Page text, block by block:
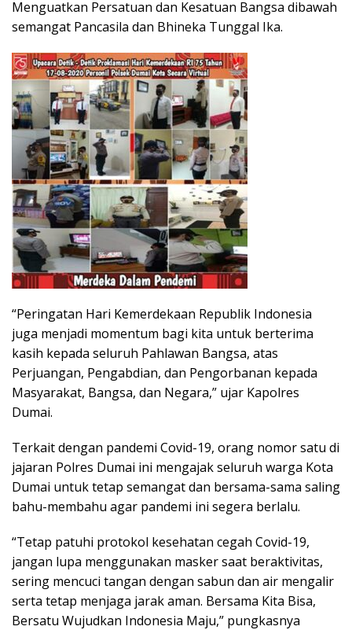
Menguatkan Persatuan dan Kesatuan Bangsa dibawah
semangat Pancasila dan Bhineka Tunggal Ika.
“Peringatan Hari Kemerdekaan Republik Indonesia
juga menjadi momentum bagi kita untuk berterima
kasih kepada seluruh Pahlawan Bangsa, atas
Perjuangan, Pengabdian, dan Pengorbanan kepada
Masyarakat, Bangsa, dan Negara,” ujar Kapolres
Dumai.
Terkait dengan pandemi Covid-19, orang nomor satu di
jajaran Polres Dumai ini mengajak seluruh warga Kota
Dumai untuk tetap semangat dan bersama-sama saling
bahu-membahu agar pandemi ini segera berlalu.
“Tetap patuhi protokol kesehatan cegah Covid-19,
jangan lupa menggunakan masker saat beraktivitas,
sering mencuci tangan dengan sabun dan air mengalir
serta tetap menjaga jarak aman. Bersama Kita Bisa,
Bersatu Wujudkan Indonesia Maju,” pungkasnya